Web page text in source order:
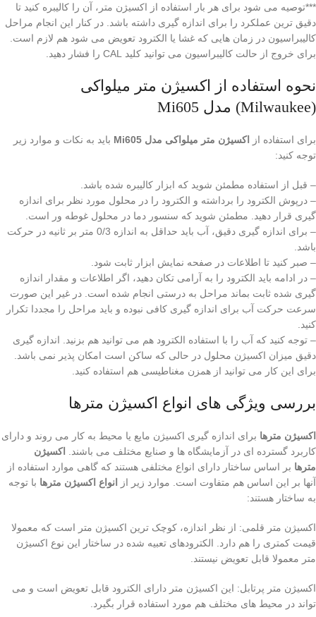
***توصیه می شود برای هر بار استفاده از اکسیژن متر، آن را کالیبره کنید تا
دقیق ترین عملکرد را برای اندازه گیری داشته باشد. در کنار این انجام مراحل
کالیبراسیون در زمان هایی که غشا یا الکترود تعویض می شود هم لازم است.
برای خروج از حالت کالیبراسیون می توانید کلید CAL را فشار دهید.
نحوه استفاده از اکسیژن متر میلواکی
(Milwaukee) مدل Mi605
برای استفاده از اکسیژن متر میلواکی مدل Mi605
باید به نکات و موارد زیر
توجه کنید:
– قبل از استفاده مطمئن شوید که ابزار کالیبره شده باشد.
– درپوش الکترود را برداشته و الکترود را در محلول مورد نظر برای اندازه
گیری قرار دهید. مطمئن شوید که سنسور دما در محلول غوطه ور است.
– برای اندازه گیری دقیق، آب باید حداقل به اندازه 0/3 متر بر ثانیه در حرکت
باشد.
– صبر کنید تا اطلاعات در صفحه نمایش ابزار ثابت شود.
– در ادامه باید الکترود را به آرامی تکان دهید، اگر اطلاعات و مقدار اندازه
گیری شده ثابت بماند مراحل به درستی انجام شده است. در غیر این صورت
سرعت حرکت آب برای اندازه گیری کافی نبوده و باید مراحل را مجددا تکرار
کنید.
– توجه کنید که آب را با استفاده الکترود هم می توانید هم بزنید. اندازه گیری
دقیق میزان اکسیژن محلول در حالی که ساکن است امکان پذیر نمی باشد.
برای این کار می توانید از همزن مغناطیسی هم استفاده کنید.
بررسی ویژگی های انواع اکسیژن مترها
اکسیژن مترها برای اندازه گیری اکسیژن مایع یا محیط به کار می روند و دارای
کاربرد گسترده ای در آزمایشگاه ها و صنایع مختلف می باشند.
اکسیژن
مترها بر اساس ساختار دارای انواع مختلفی هستند که گاهی موارد استفاده از
آنها بر این اساس هم متفاوت است. موارد زیر از انواع اکسیژن مترها با توجه
به ساختار هستند:
اکسیژن متر قلمی: از نظر اندازه، کوچک ترین اکسیژن متر است که معمولا
قیمت کمتری را هم دارد. الکترودهای تعبیه شده در ساختار این نوع اکسیژن
متر معمولا قابل تعویض نیستند.
اکسیژن متر پرتابل: این اکسیژن متر دارای الکترود قابل تعویض است و می
تواند در محیط های مختلف هم مورد استفاده قرار بگیرد.